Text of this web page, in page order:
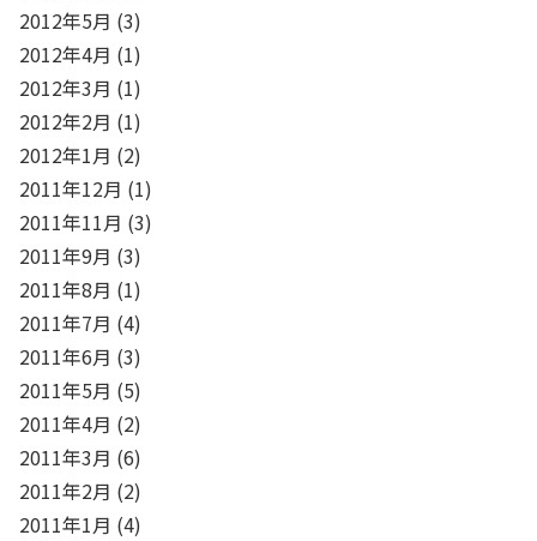
2012年5月 (3)
2012年4月 (1)
2012年3月 (1)
2012年2月 (1)
2012年1月 (2)
2011年12月 (1)
2011年11月 (3)
2011年9月 (3)
2011年8月 (1)
2011年7月 (4)
2011年6月 (3)
2011年5月 (5)
2011年4月 (2)
2011年3月 (6)
2011年2月 (2)
2011年1月 (4)